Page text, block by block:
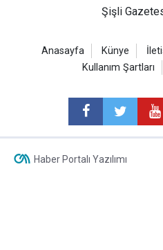
Şişli
Anasayfa Künye
Kullanım Şartları
Haber Portalı Yazılımı